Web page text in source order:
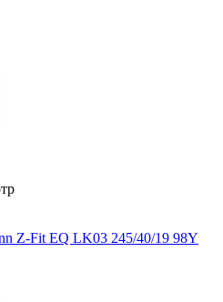
Z-Fit EQ LK03 245/40/19 98Y